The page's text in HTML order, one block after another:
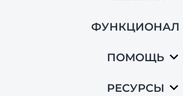
ФУНКЦИОНАЛ
ПОМОЩЬ
РЕСУРСЫ